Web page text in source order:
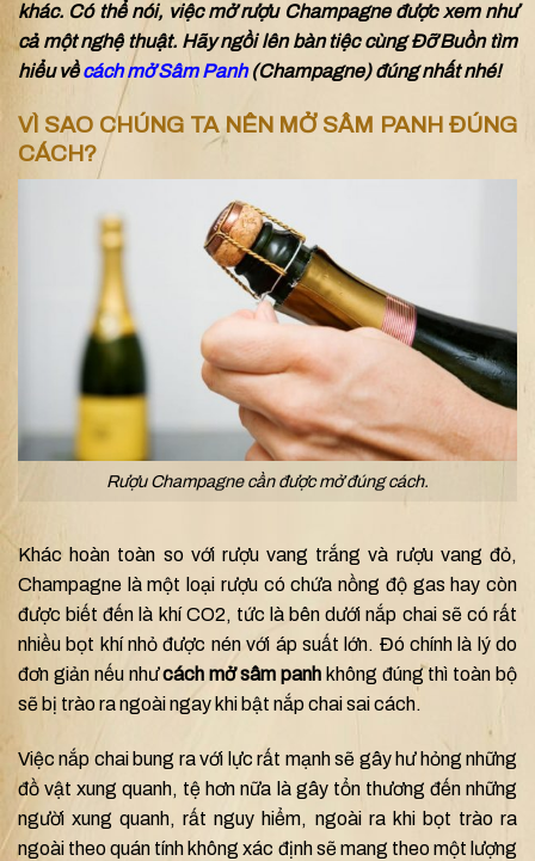
khác. Có thể nói, việc mở rượu Champagne được xem như
cả một nghệ thuật. Hãy ngồi lên bàn tiệc cùng Đỡ Buồn tìm
hiểu vềcách mở Sâm Panh(Champagne) đúng nhất nhé!
VÌ SAO CHÚNG TA NÊN MỞ SÂM PANH ĐÚNG
CÁCH?
Rượu Champagne cần được mở đúng cách.
Khác hoàn toàn so với rượu vang trắng và rượu vang đỏ,
Champagne là một loại rượu có chứa nồng độ gas hay còn
được biết đến là khí CO2, tức là bên dưới nắp chai sẽ có rất
nhiều bọt khí nhỏ được nén với áp suất lớn. Đó chính là lý do
đơn giản nếu nhưcách mở sâm panhkhông đúng thì toàn bộ
sẽ bị trào ra ngoài ngay khi bật nắp chai sai cách.
Việc nắp chai bung ra với lực rất mạnh sẽ gây hư hỏng những
đồ vật xung quanh, tệ hơn nữa là gây tổn thương đến những
người xung quanh, rất nguy hiểm, ngoài ra khi bọt trào ra
ngoài theo quán tính không xác định sẽ mang theo một lượng